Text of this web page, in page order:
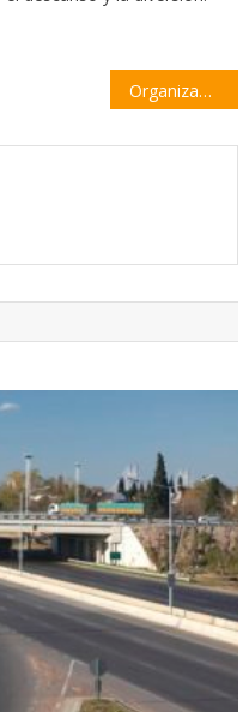
Organizan el Primer Encuentro de Atletismo en Villa Constitución